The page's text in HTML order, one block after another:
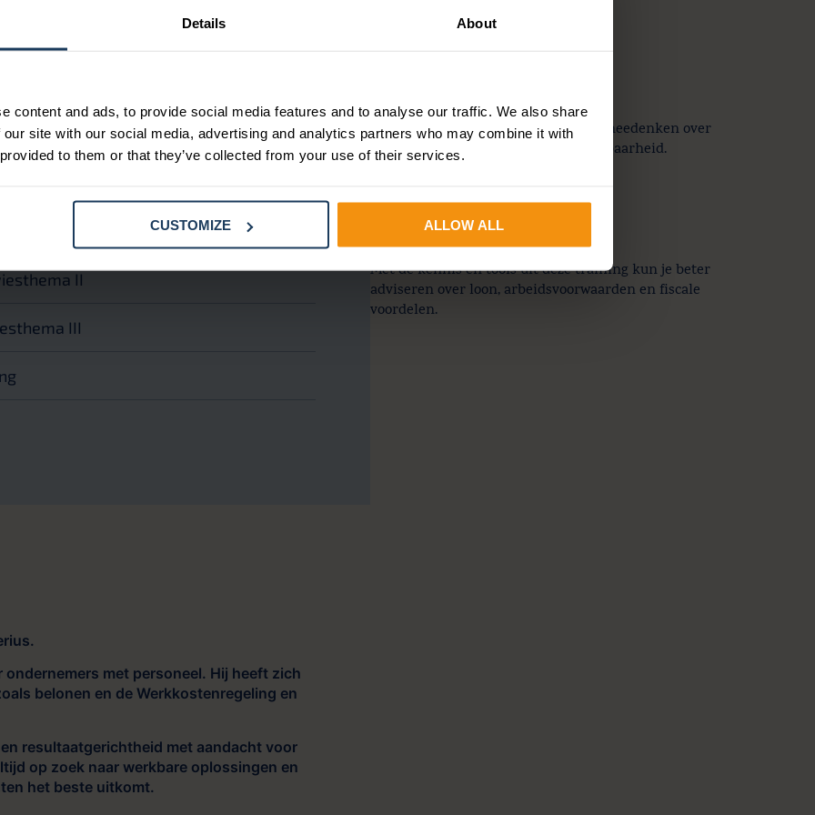
Details About
content and ads, to provide social media features and to analyse our traffic. We also share
site with our social media, advertising and analytics partners who may combine it with
to them or that they’ve collected from your use of their services.
CUSTOMIZE ALLOW ALL
II
III
met personeel. Hij heeft zich
belonen en de Werkkostenregeling en
resultaatgerichtheid met aandacht voor
op zoek naar werkbare oplossingen en
het beste uitkomt.
Verbreed je blik en leer strategisch meedenken over
personeelsbeleid en duurzame inzetbaarheid.
meer impact wilt maken
Met de kennis en tools uit deze training kun je beter
adviseren over loon, arbeidsvoorwaarden en fiscale
voordelen.